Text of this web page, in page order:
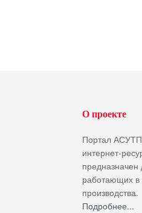
О проекте
Портал
интернет-
работающих в
производства.
Подробнее...